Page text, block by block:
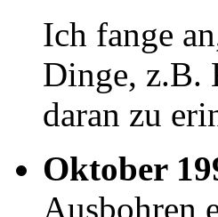
Ich fange
Dinge, z.B.
daran zu
Oktober
Ausbohren